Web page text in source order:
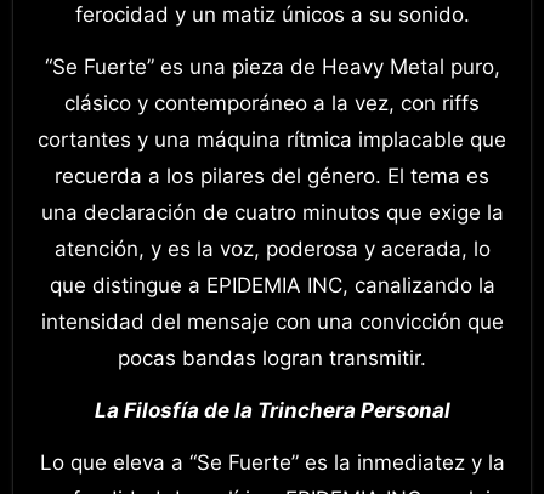
ferocidad y un matiz únicos a su sonido.
“Se Fuerte” es una pieza de Heavy Metal puro,
clásico y contemporáneo a la vez, con riffs
cortantes y una máquina rítmica implacable que
recuerda a los pilares del género. El tema es
una declaración de cuatro minutos que exige la
atención, y es la voz, poderosa y acerada, lo
que distingue a EPIDEMIA INC, canalizando la
intensidad del mensaje con una convicción que
pocas bandas logran transmitir.
La Filosfía de la Trinchera Personal
Lo que eleva a “Se Fuerte” es la inmediatez y la